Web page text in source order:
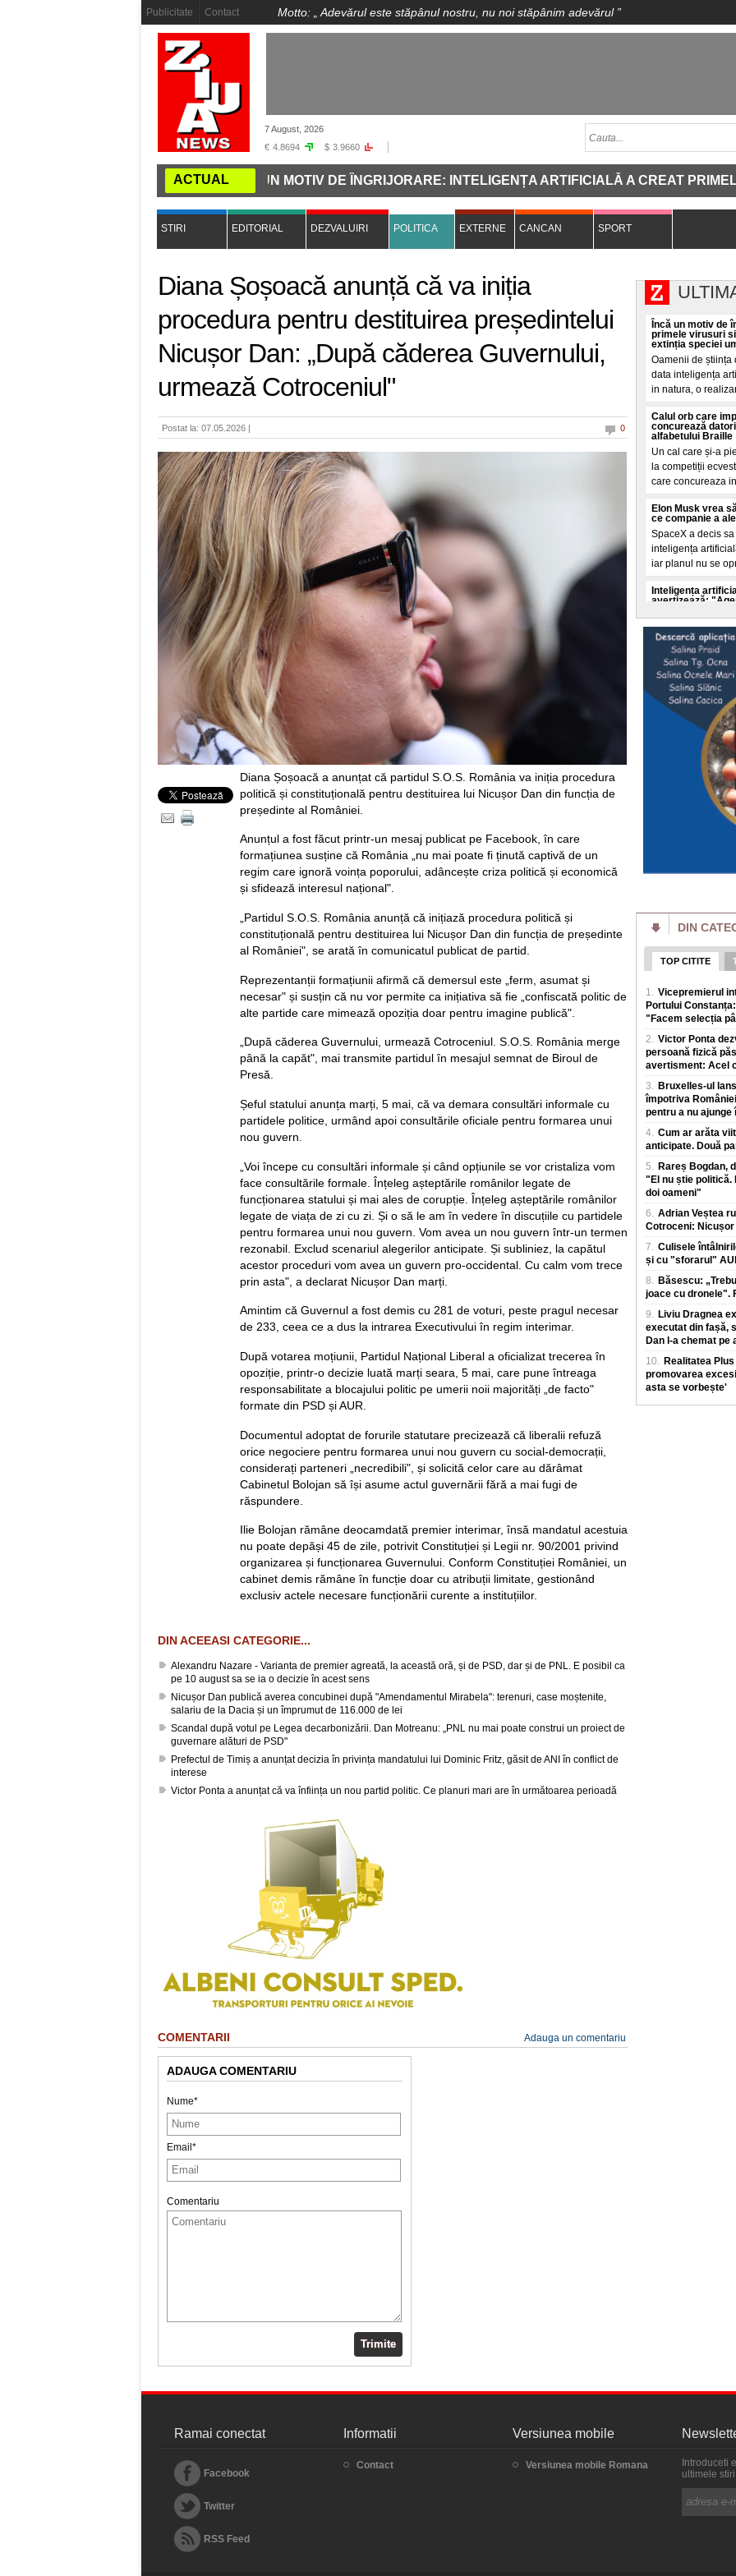
Publicitate Contact Motto: „ Adevărul este stăpânul nostru, nu noi stăpânim adevărul”
7 August, 2026
€ 4.8694 $ 3.9660
ACTUAL
ÎNCĂ UN MOTIV DE ÎNGRIJORARE: INTELIGENȚA ARTIFICIALĂ A CREAT PRIMELE
STIRI EDITORIAL DEZVALUIRI POLITICA EXTERNE CANCAN SPORT
Diana Șoșoacă anunță că va iniția
procedura pentru destituirea președintelui
Nicușor Dan: „După căderea Guvernului,
urmează Cotroceniul"
Postat la: 07.05.2026 | 0
Diana Șoșoacă a anunțat că partidul S.O.S. România va iniția procedura
politică și constituțională pentru destituirea lui Nicușor Dan din funcția de
președinte al României.
Anunțul a fost făcut printr-un mesaj publicat pe Facebook, în care
formațiunea susține că România „nu mai poate fi ținută captivă de un
regim care ignoră voința poporului, adâncește criza politică și economică
și sfidează interesul național".
„Partidul S.O.S. România anunță că inițiază procedura politică și
constituțională pentru destituirea lui Nicușor Dan din funcția de președinte
al României", se arată în comunicatul publicat de partid.
Reprezentanții formațiunii afirmă că demersul este „ferm, asumat și
necesar" și susțin că nu vor permite ca inițiativa să fie „confiscată politic de
alte partide care mimează opoziția doar pentru imagine publică".
„După căderea Guvernului, urmează Cotroceniul. S.O.S. România merge
până la capăt", mai transmite partidul în mesajul semnat de Biroul de
Presă.
Șeful statului anunța marți, 5 mai, că va demara consultări informale cu
partidele politice, urmând apoi consultările oficiale pentru formarea unui
nou guvern.
„Voi începe cu consultări informale și când opțiunile se vor cristaliza vom
face consultările formale. Înțeleg așteptările românilor legate de
funcționarea statului și mai ales de corupție. Înțeleg așteptările românilor
legate de viața de zi cu zi. Și o să le am în vedere în discuțiile cu partidele
pentru formarea unui nou guvern. Vom avea un nou guvern într-un termen
rezonabil. Exclud scenariul alegerilor anticipate. Și subliniez, la capătul
acestor proceduri vom avea un guvern pro-occidental. Cu calm vom trece
prin asta", a declarat Nicușor Dan marți.
Amintim că Guvernul a fost demis cu 281 de voturi, peste pragul necesar
de 233, ceea ce a dus la intrarea Executivului în regim interimar.
După votarea moțiunii, Partidul Național Liberal a oficializat trecerea în
opoziție, printr-o decizie luată marți seara, 5 mai, care pune întreaga
responsabilitate a blocajului politic pe umerii noii majorități „de facto"
formate din PSD și AUR.
Documentul adoptat de forurile statutare precizează că liberalii refuză
orice negociere pentru formarea unui nou guvern cu social-democrații,
considerați parteneri „necredibili", și solicită celor care au dărâmat
Cabinetul Bolojan să își asume actul guvernării fără a mai fugi de
răspundere.
Ilie Bolojan rămâne deocamdată premier interimar, însă mandatul acestuia
nu poate depăși 45 de zile, potrivit Constituției și Legii nr. 90/2001 privind
organizarea și funcționarea Guvernului. Conform Constituției României, un
cabinet demis rămâne în funcție doar cu atribuții limitate, gestionând
exclusiv actele necesare funcționării curente a instituțiilor.
DIN ACEEASI CATEGORIE...
Alexandru Nazare - Varianta de premier agreată, la această oră, și de PSD, dar și de PNL. E posibil ca
pe 10 august sa se ia o decizie în acest sens
Nicușor Dan publică averea concubinei după "Amendamentul Mirabela": terenuri, case moștenite,
salariu de la Dacia și un împrumut de 116.000 de lei
Scandal după votul pe Legea decarbonizării. Dan Motreanu: „PNL nu mai poate construi un proiect de
guvernare alături de PSD"
Prefectul de Timiș a anunțat decizia în privința mandatului lui Dominic Fritz, găsit de ANI în conflict de
interese
Victor Ponta a anunțat că va înființa un nou partid politic. Ce planuri mari are în următoarea perioadă
COMENTARII Adauga un comentariu
ADAUGA COMENTARIU
Nume*
Email*
Comentariu
Trimite
Încă un motiv de
primele virusuri
extinția speciei
Oamenii de știința
data inteligența
in natura, o
Calul orb care
concurează
alfabetului Braille
Un cal care și-a
la competiții
care concureaza
Elon Musk vrea
ce companie a
SpaceX a decis
inteligența
iar planul nu se
Inteligența
avertizează:
Experții in
accelerata a
autoritaților de a o c
Selly a intrat în
doborât de
Un nou record
litoralul
online intr-un
Putin pierde
batjocorit în mod
Vladimir Putin
miliardar din
a dat puține
Cât de bogate
o avere mai
Cele mai mari
Un eveniment
plăgi" VIDEO
Un fenomen
terenuri agricole
Al doilea cel mai
agravează. Ce îi
din ușă în ușă"
Virusul Ebola,
Congo, s-ar putea
sanitare, in
DIN
TOP CITITE
1. Vicepremierul
Portului
"Facem selecția
2. Victor Ponta
persoană fizică
avertisment: Acel
3. Bruxelles-ul
împotriva
pentru a nu
4. Cum ar arăta
anticipate. Două
5. Rareș Bogdan,
"El nu știe politică.
doi oameni"
6. Adrian Veștea
Cotroceni: Nicușor
7. Culisele
și cu "sforarul"
8. Băsescu:
joace cu dronele".
9. Liviu Dragnea
executat din fașă,
Dan l-a chemat pe
10. Realitatea
promovarea
asta se vorbește'
Ramai conectat
Facebook
Twitter
RSS Feed
Informatii
Contact
Versiunea mobile
Versiunea mobile Romana
Introduceti
ultimele